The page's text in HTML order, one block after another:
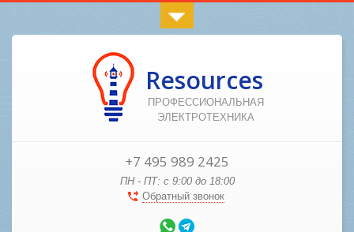
Resources
ПРОФЕССИОНАЛЬНАЯ
ЭЛЕКТРОТЕХНИКА
+7 495 989 2425
ПН - ПТ: с 9:00 до 18:00
Обратный звонок